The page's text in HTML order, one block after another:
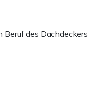
Beruf des Dachdeckers